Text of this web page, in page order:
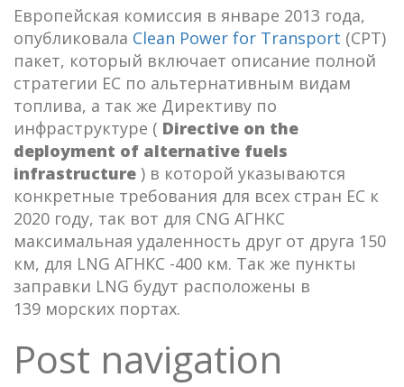
Европейская комиссия в январе 2013 года,
опубликовала Clean Power for Transport (CPT)
пакет, который включает описание полной
стратегии ЕС по альтернативным видам
топлива, а так же Директиву по
инфраструктуре ( Directive on the
deployment of alternative fuels
infrastructure ) в которой указываются
конкретные требования для всех стран ЕС к
2020 году, так вот для CNG АГНКС
максимальная удаленность друг от друга 150
км, для LNG АГНКС -400 км. Так же пункты
заправки LNG будут расположены в
139 морских портах.
Post navigation